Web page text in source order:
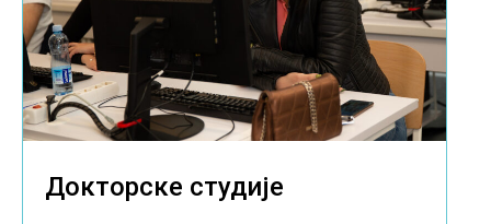
Докторске студије